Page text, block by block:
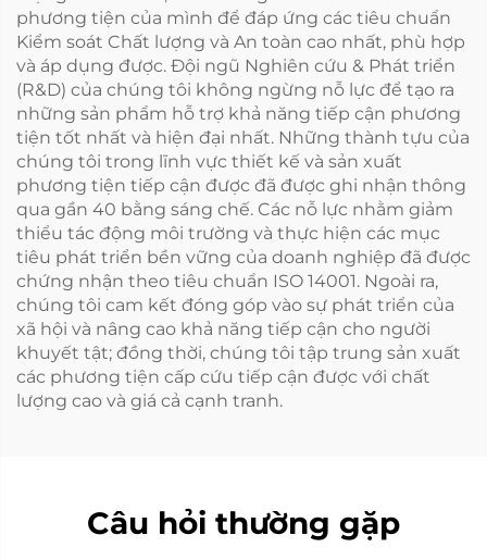
phương tiện của mình để đáp ứng các tiêu chuẩn
Kiểm soát Chất lượng và An toàn cao nhất, phù hợp
và áp dụng được. Đội ngũ Nghiên cứu & Phát triển
(R&D) của chúng tôi không ngừng nỗ lực để tạo ra
những sản phẩm hỗ trợ khả năng tiếp cận phương
tiện tốt nhất và hiện đại nhất. Những thành tựu của
chúng tôi trong lĩnh vực thiết kế và sản xuất
phương tiện tiếp cận được đã được ghi nhận thông
qua gần 40 bằng sáng chế. Các nỗ lực nhằm giảm
thiểu tác động môi trường và thực hiện các mục
tiêu phát triển bền vững của doanh nghiệp đã được
chứng nhận theo tiêu chuẩn ISO 14001. Ngoài ra,
chúng tôi cam kết đóng góp vào sự phát triển của
xã hội và nâng cao khả năng tiếp cận cho người
khuyết tật; đồng thời, chúng tôi tập trung sản xuất
các phương tiện cấp cứu tiếp cận được với chất
lượng cao và giá cả cạnh tranh.
Câu hỏi thường gặp